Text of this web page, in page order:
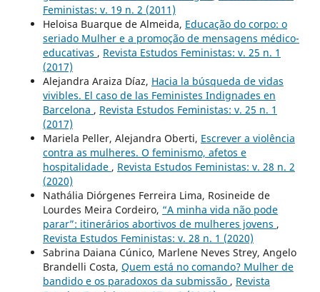
Feministas: v. 19 n. 2 (2011)
Heloisa Buarque de Almeida, Educação do corpo: o
seriado Mulher e a promoção de mensagens médico-
educativas , Revista Estudos Feministas: v. 25 n. 1
(2017)
Alejandra Araiza Díaz, Hacia la búsqueda de vidas
vivibles. El caso de las Feministes Indignades en
Barcelona , Revista Estudos Feministas: v. 25 n. 1
(2017)
Mariela Peller, Alejandra Oberti, Escrever a violência
contra as mulheres. O feminismo, afetos e
hospitalidade , Revista Estudos Feministas: v. 28 n. 2
(2020)
Nathália Diórgenes Ferreira Lima, Rosineide de
Lourdes Meira Cordeiro, “A minha vida não pode
parar”: itinerários abortivos de mulheres jovens ,
Revista Estudos Feministas: v. 28 n. 1 (2020)
Sabrina Daiana Cúnico, Marlene Neves Strey, Angelo
Brandelli Costa, Quem está no comando? Mulher de
bandido e os paradoxos da submissão , Revista